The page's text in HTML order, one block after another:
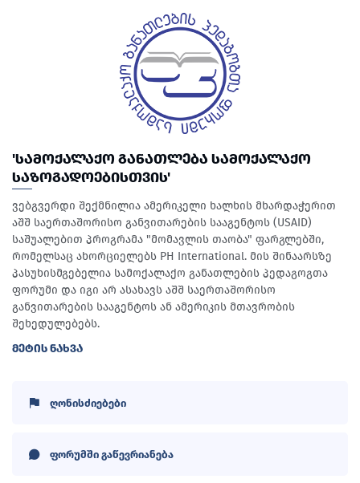
'ᲡᲐᲛᲝᲥᲐᲚᲐᲥᲝ ᲒᲐᲜᲐᲗᲚᲔᲑᲐ ᲡᲐᲛᲝᲥᲐᲚᲐᲥᲝ
ᲡᲐᲖᲝᲒᲐᲓᲝᲔᲑᲘᲡᲗᲕᲘᲡ'
ვებგვერდი შექმნილია ამერიკელი ხალხის მხარდაჭერით
აშშ საერთაშორისო განვითარების სააგენტოს (USAID)
საშუალებით პროგრამა "მომავლის თაობა" ფარგლებში,
რომელსაც ახორციელებს PH International. მის შინაარსზე
პასუხისმგებელია სამოქალაქო განათლების პედაგოგთა
ფორუმი და იგი არ ასახავს აშშ საერთაშორისო
განვითარების სააგენტოს ან ამერიკის მთავრობის
შეხედულებებს.
ᲛᲔᲢᲘᲡ ᲜᲐᲮᲕᲐ
ღონისძიებები
ფორუმში გაწევრიანება